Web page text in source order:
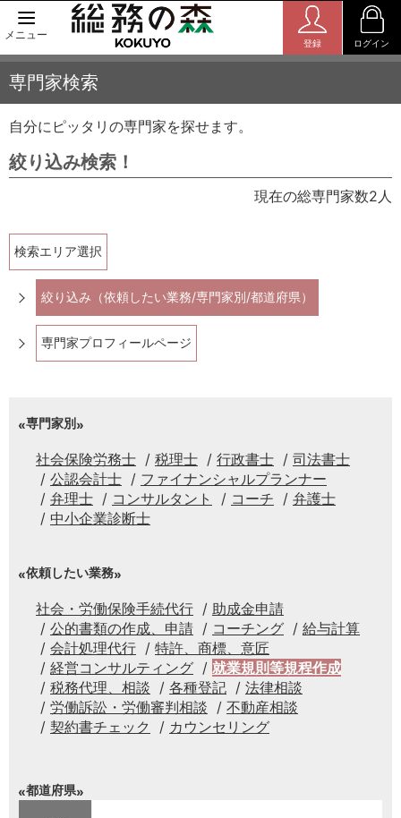
メニュー
登録 ログイン
専門家検索
自分にピッタリの専門家を探せます。
絞り込み検索！
現在の総専門家数2人
検索エリア選択
絞り込み（依頼したい業務/専門家別/都道府県）
専門家プロフィールページ
専門家別
社会保険労務士 税理士 行政書士
司法書士
公認会計士
ファイナンシャルプランナー
弁理士
コンサルタント コーチ
弁護士
中小企業診断士
依頼したい業務
社会・労働保険手続代行
助成金申請
公的書類の作成、申請
コーチング
給与計算
会計処理代行
特許、商標、意匠
経営コンサルティング
就業規則等規程作成
税務代理、相談
各種登記
法律相談
労働訴訟・労働審判相談
不動産相談
契約書チェック
カウンセリング
都道府県